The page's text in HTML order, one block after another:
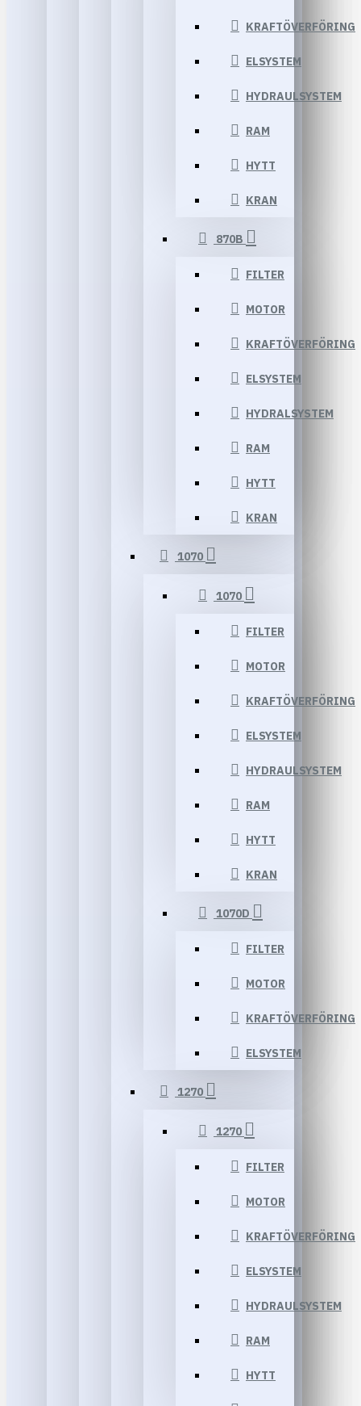
KRAFTÖVERFÖRING
ELSYSTEM
HYDRAULSYSTEM
RAM
HYTT
KRAN
870B
FILTER
MOTOR
KRAFTÖVERFÖRING
ELSYSTEM
HYDRALSYSTEM
RAM
HYTT
KRAN
1070
1070
FILTER
MOTOR
KRAFTÖVERFÖRING
ELSYSTEM
HYDRAULSYSTEM
RAM
HYTT
KRAN
1070D
FILTER
MOTOR
KRAFTÖVERFÖRING
ELSYSTEM
1270
1270
FILTER
MOTOR
KRAFTÖVERFÖRING
ELSYSTEM
HYDRAULSYSTEM
RAM
HYTT